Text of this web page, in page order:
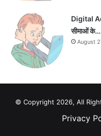
Digital
सीमाओं के…
August
© Copyright 2026, All
Privacy